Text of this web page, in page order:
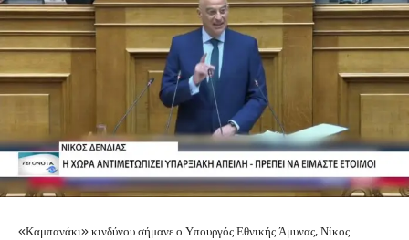
«Καμπανάκι» κινδύνου σήμανε ο Υπουργός Εθνικής Άμυνας, Νίκος